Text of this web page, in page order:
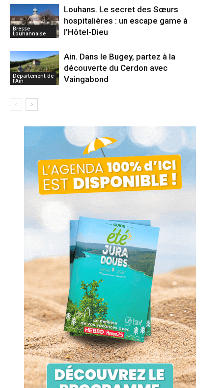
Bresse
Louhannaise
Louhans. Le secret des Sœurs
hospitalières : un escape game à
l’Hôtel-Dieu
Département de
l'Ain
Ain. Dans le Bugey, partez à la
découverte du Cerdon avec
Vaingabond